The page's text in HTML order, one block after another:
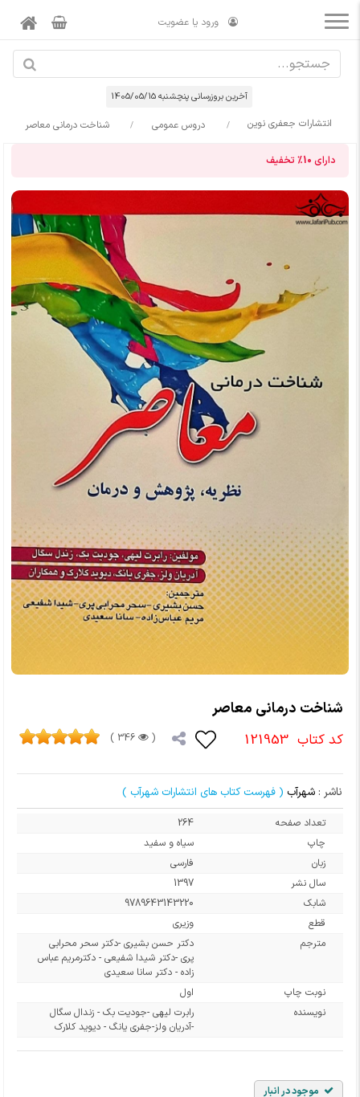
ورود یا عضویت
آخرین بروزرسانی پنچشنبه 1405/05/15
انتشارات جعفری نوین دروس عمومی شناخت درمانی معاصر
دارای 10% تخفیف
شناخت درمانی معاصر
کد کتاب 121953
(
346 )
ناشر : شهرآب ( فهرست کتاب های انتشارات شهرآب )
تعداد صفحه
264
چاپ
سیاه و سفید
زبان
فارسی
سال نشر
1397
شابک
9789643143220
قطع
وزیری
مترجم
دکتر حسن بشیری -دکتر سحر محرابی
پری -دکتر شیدا شفیعی - دکترمریم عباس
زاده - دکتر سانا سعیدی
نوبت چاپ
اول
نویسنده
رابرت لیهی -جودیت بک - زندال سگال
-آدریان ولز-جفری یانگ - دیوید کلارک
موجود در انبار